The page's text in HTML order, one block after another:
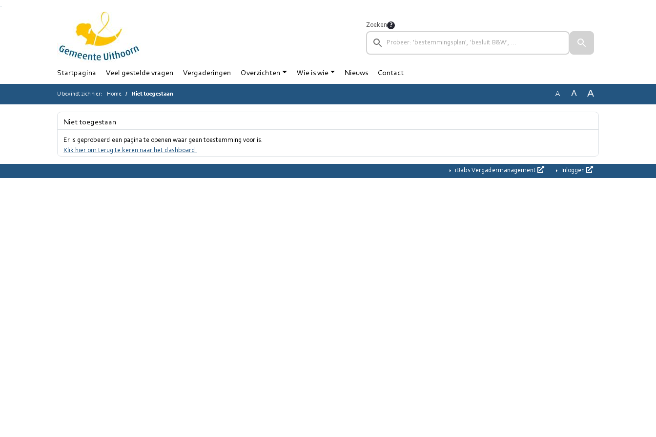
Ga naar de inhoud van deze pagina
Zoeken
Startpagina Veel gestelde vragen Vergaderingen Overzichten Wie is wie Nieuws Contact
U bevindt zich hier: Home Niet toegestaan A A A
Niet toegestaan
Er is geprobeerd een pagina te openen waar geen toestemming voor is.
Klik hier om terug te keren naar het dashboard.
iBabs Vergadermanagement Inloggen